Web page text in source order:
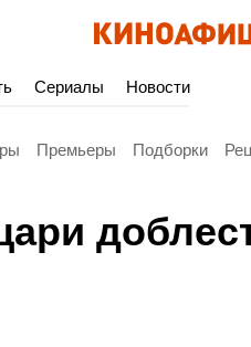
Сериалы Новости
Премьеры Подборки